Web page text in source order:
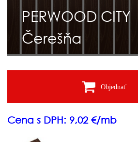
PERWOOD CITY
Čerešňa
Objednať
Cena s DPH: 9,02 €/mb